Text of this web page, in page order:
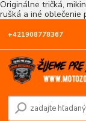
Originálne tričká,
rušká a iné oblečenie
+421908778367